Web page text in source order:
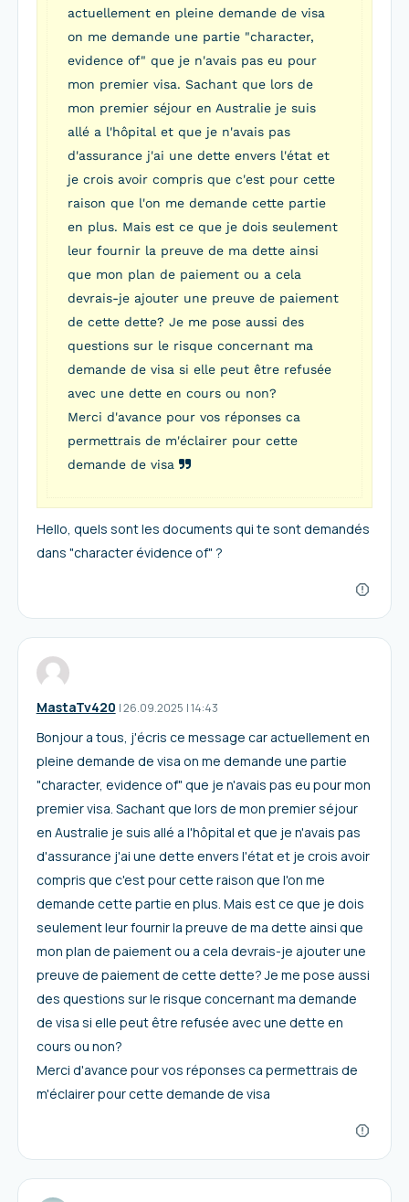
actuellement en pleine demande de visa
on me demande une partie "character,
evidence of" que je n'avais pas eu pour
mon premier visa. Sachant que lors de
mon premier séjour en Australie je suis
allé a l'hôpital et que je n'avais pas
d'assurance j'ai une dette envers l'état et
je crois avoir compris que c'est pour cette
raison que l'on me demande cette partie
en plus. Mais est ce que je dois seulement
leur fournir la preuve de ma dette ainsi
que mon plan de paiement ou a cela
devrais-je ajouter une preuve de paiement
de cette dette? Je me pose aussi des
questions sur le risque concernant ma
demande de visa si elle peut être refusée
avec une dette en cours ou non?
Merci d'avance pour vos réponses ca
permettrais de m'éclairer pour cette
demande de visa
Hello, quels sont les documents qui te sont demandés
dans "character évidence of" ?
MastaTv420 I26.09.2025 |14:43
Bonjour a tous, j'écris ce message car actuellement en
pleine demande de visa on me demande une partie
"character, evidence of" que je n'avais pas eu pour mon
premier visa. Sachant que lors de mon premier séjour
en Australie je suis allé a l'hôpital et que je n'avais pas
d'assurance j'ai une dette envers l'état et je crois avoir
compris que c'est pour cette raison que l'on me
demande cette partie en plus. Mais est ce que je dois
seulement leur fournir la preuve de ma dette ainsi que
mon plan de paiement ou a cela devrais-je ajouter une
preuve de paiement de cette dette? Je me pose aussi
des questions sur le risque concernant ma demande
de visa si elle peut être refusée avec une dette en
cours ou non?
Merci d'avance pour vos réponses ca permettrais de
m'éclairer pour cette demande de visa